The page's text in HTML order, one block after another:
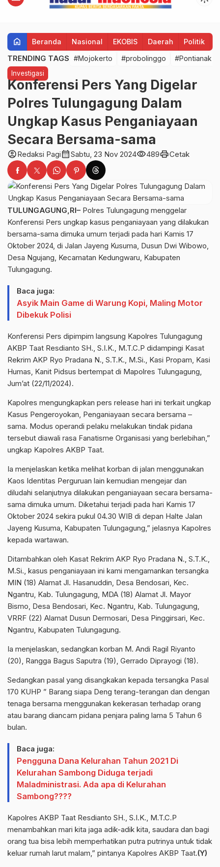
home Beranda Nasional EKOBIS Daerah Politik
TRENDING TAGS #Mojokerto #probolinggo #Pontianak
Investigasi
Konferensi Pers Yang Digelar
Polres Tulungagung Dalam
Ungkap Kasus Penganiayaan
Secara Bersama-sama
account_circleRedaksi Pagicalendar_monthSabtu, 23 Nov 2024visibility489printCetak
TULUNGAGUNG,RI– Polres Tulungagung menggelar
Konferensi Pers ungkap kasus penganiayaan yang dilakukan
bersama-sama dimuka umum terjadi pada hari Kamis 17
Oktober 2024, di Jalan Jayeng Kusuma, Dusun Dwi Wibowo,
Desa Ngujang, Kecamatan Kedungwaru, Kabupaten
Tulungagung.
Baca juga:
Asyik Main Game di Warung Kopi, Maling Motor
Dibekuk Polisi
Konferensi Pers dipimpim langsung Kapolres Tulungagung
AKBP Taat Resdianto SH., S.I.K., M.T.C.P didampingi Kasat
Rekrim AKP Ryo Pradana N., S.T.K., M.Si., Kasi Propam, Kasi
Humas, Kanit Pidsus bertempat di Mapolres Tulungagung,
Jum’at (22/11/2024).
Kapolres mengungkapkan pers release hari ini terkait ungkap
Kasus Pengeroyokan, Penganiayaan secara bersama –
sama. Modus operandi pelaku melakukan tindak pidana
tersebut diawali rasa Fanatisme Organisasi yang berlebihan,”
ungkap Kapolres AKBP Taat.
Ia menjelaskan ketika melihat korban di jalan menggunakan
Kaos Identitas Perguruan lain kemudian mengejar dan
diludahi selanjutnya dilakukan penganiayaan secara bersama-
sama dimuka umum. Diketahui terjadi pada hari Kamis 17
Oktober 2024 sekira pukul 04.30 WIB di depan Halte Jalan
Jayeng Kusuma, Kabupaten Tulungagung,” jelasnya Kapolres
kepada wartawan.
Ditambahkan oleh Kasat Rekrim AKP Ryo Pradana N., S.T.K.,
M.Si., kasus penganiayaan ini kami mengamankan tersangka
MIN (18) Alamat Jl. Hasanuddin, Desa Bendosari, Kec.
Ngantru, Kab. Tulungagung, MDA (18) Alamat Jl. Mayor
Bismo, Desa Bendosari, Kec. Ngantru, Kab. Tulungagung,
VRRF (22) Alamat Dusun Dermosari, Desa Pinggirsari, Kec.
Ngantru, Kabupaten Tulungagung.
Ia menjelaskan, sedangkan korban M. Andi Ragil Riyanto
(20), Rangga Bagus Saputra (19), Gerrado Diprayogi (18).
Sedangkan pasal yang disangkakan kepada tersangka Pasal
170 KUHP ” Barang siapa Deng terang-terangan dan dengan
tenaga bersama menggunakan kekerasan terhadap orang
atau barang diancam pidana penjara paling lama 5 Tahun 6
bulan.
Baca juga:
Pengguna Dana Kelurahan Tahun 2021 Di
Kelurahan Sambong Diduga terjadi
Maladministrasi. Ada apa di Kelurahan
Sambong????
Kapolres AKBP Taat Resdianto SH., S.I.K., M.T.C.P
menambahkan mari kita jaga adik-adik kita, saudara dan bagi
orang tua bisa lebih memperhatikan putra putrinya untuk tidak
keluar rumah larut malam,” pintanya Kapolres AKBP Taat.(Y)